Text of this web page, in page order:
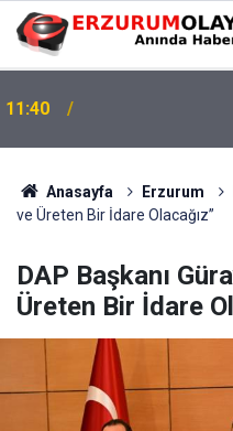
11:40
Anasayfa Erzurum
ve Üreten Bir İdare Olacağız”
DAP Başkanı
Üreten Bir İdare